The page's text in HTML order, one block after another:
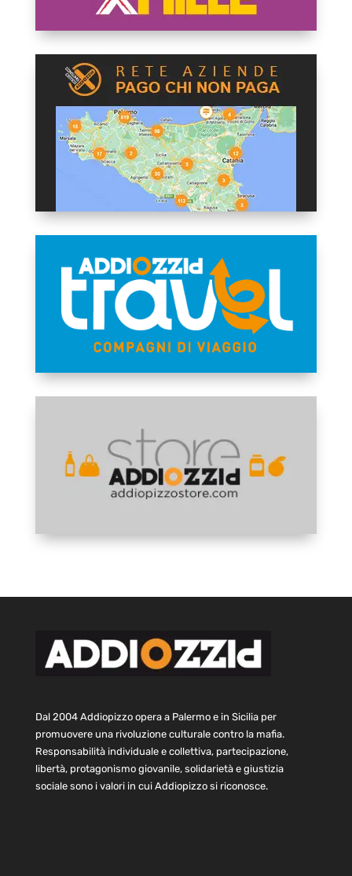
Dal 2004 Addiopizzo opera a Palermo e in Sicilia per
promuovere una rivoluzione culturale contro la mafia.
Responsabilità individuale e collettiva, partecipazione,
libertà, protagonismo giovanile, solidarietà e giustizia
sociale sono i valori in cui Addiopizzo si riconosce.